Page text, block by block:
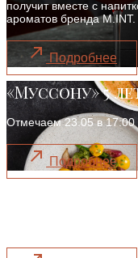
получит вместе с
ароматов бренда M.INT.
Подробнее
«Муссону» 5
Отмечаем 23.05 в 17:00
Подробнее